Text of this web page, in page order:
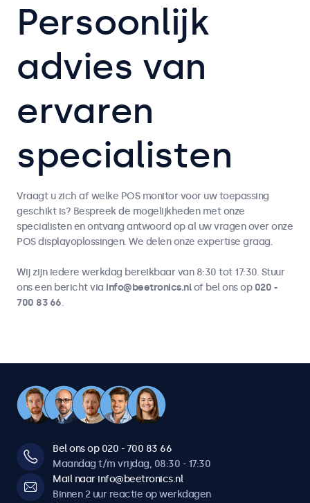
Persoonlijk
advies van
ervaren
specialisten
Vraagt u zich af welke POS monitor voor uw toepassing
geschikt is? Bespreek de mogelijkheden met onze
specialisten en ontvang antwoord op al uw vragen over onze
POS displayoplossingen. We delen onze expertise graag.
Wij zijn iedere werkdag bereikbaar van 8:30 tot 17:30. Stuur
ons een bericht via info@beetronics.nlof bel ons op 020 -
700 83 66.
Bel ons op 020 - 700 83 66
Maandag t/m vrijdag, 08:30 - 17:30
Mail naar info@beetronics.nl
Binnen 2 uur reactie op werkdagen